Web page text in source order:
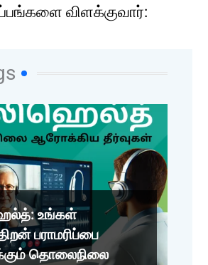
விளக்குவார்:
உங்கள்
பராமரிப்பை
தொலைநிலை